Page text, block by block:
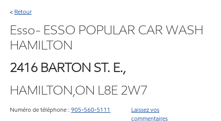
< Retour
Esso- ESSO POPULAR CAR WASH
HAMILTON
2416 BARTON ST. E.,
HAMILTON,ON L8E 2W7
Numéro de téléphone : 905-560-5111
Laissez vos
commentaires